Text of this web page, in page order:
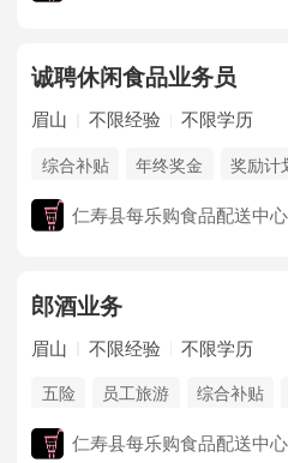
诚聘休闲食品业务员
眉山 不限经验 不限学历
综合补贴 年终奖金 奖励计
仁寿县每乐购食品配送中心
郎酒业务
眉山 不限经验 不限学历
五险 员工旅游 综合补贴
仁寿县每乐购食品配送中心